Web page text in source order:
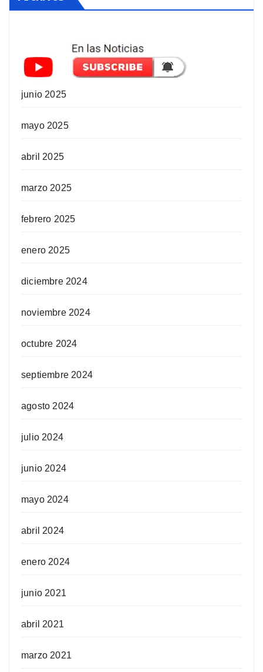
junio 2025
mayo 2025
abril 2025
marzo 2025
febrero 2025
enero 2025
diciembre 2024
noviembre 2024
octubre 2024
septiembre 2024
agosto 2024
julio 2024
junio 2024
mayo 2024
abril 2024
enero 2024
junio 2021
abril 2021
marzo 2021